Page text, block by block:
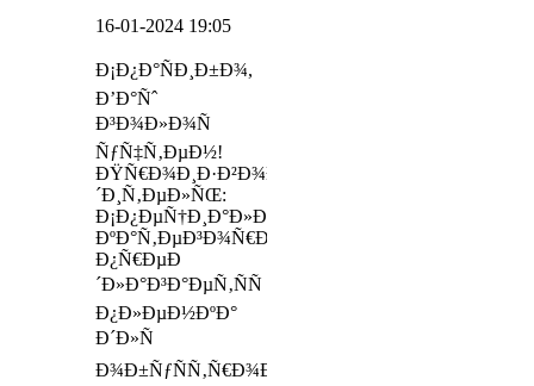
16-01-2024 19:05
Ð¡Ð¿Ð°ÑÐ¸Ð±Ð¾,
Ð’Ð°Ñˆ
Ð³Ð¾Ð»Ð¾Ñ
ÑƒÑ‡Ñ‚ÐµÐ½!
ÐŸÑ€Ð¾Ð¸Ð·Ð²Ð¾Ð
´Ð¸Ñ‚ÐµÐ»ÑŒ:
Ð¡Ð¿ÐµÑ†Ð¸Ð°Ð»Ð¸Ð·Ð¸Ñ€Ð¾Ð²Ð°Ð½Ð½Ð¾Ð¹
ÐºÐ°Ñ‚ÐµÐ³Ð¾Ñ€Ð¸ÐµÐ¹
Ð¿Ñ€ÐµÐ
´Ð»Ð°Ð³Ð°ÐµÑ‚ÑÑ
Ð¿Ð»ÐµÐ½ÐºÐ°
Ð´Ð»Ñ
Ð¾Ð±ÑƒÑÑ‚Ñ€Ð¾Ð¹ÑÑ‚Ð²Ð°